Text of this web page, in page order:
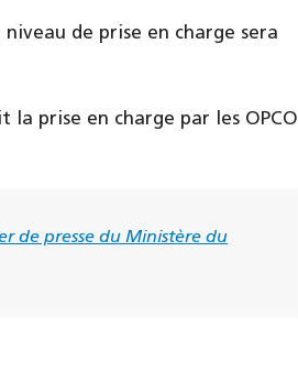
de prise en charge sera
prise en charge par les OPCO
de presse du Ministère du